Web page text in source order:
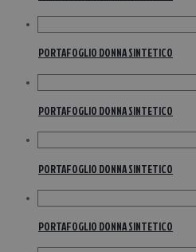
PORTAFOGLIO DONNA SINTETICO
PORTAFOGLIO DONNA SINTETICO
PORTAFOGLIO DONNA SINTETICO
PORTAFOGLIO DONNA SINTETICO